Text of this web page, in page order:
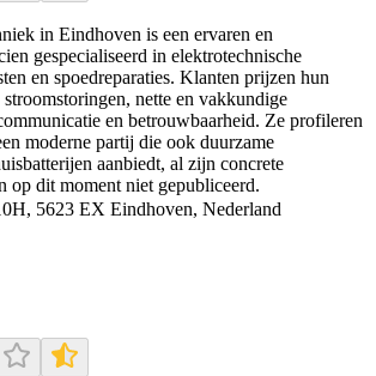
in Eindhoven is een ervaren en
gespecialiseerd in elektrotechnische
en spoedreparaties. Klanten prijzen hun
nette en vakkundige
en betrouwbaarheid. Ze profileren
moderne partij die ook duurzame
aanbiedt, al zijn concrete
op dit moment niet gepubliceerd.
5623 EX Eindhoven, Nederland